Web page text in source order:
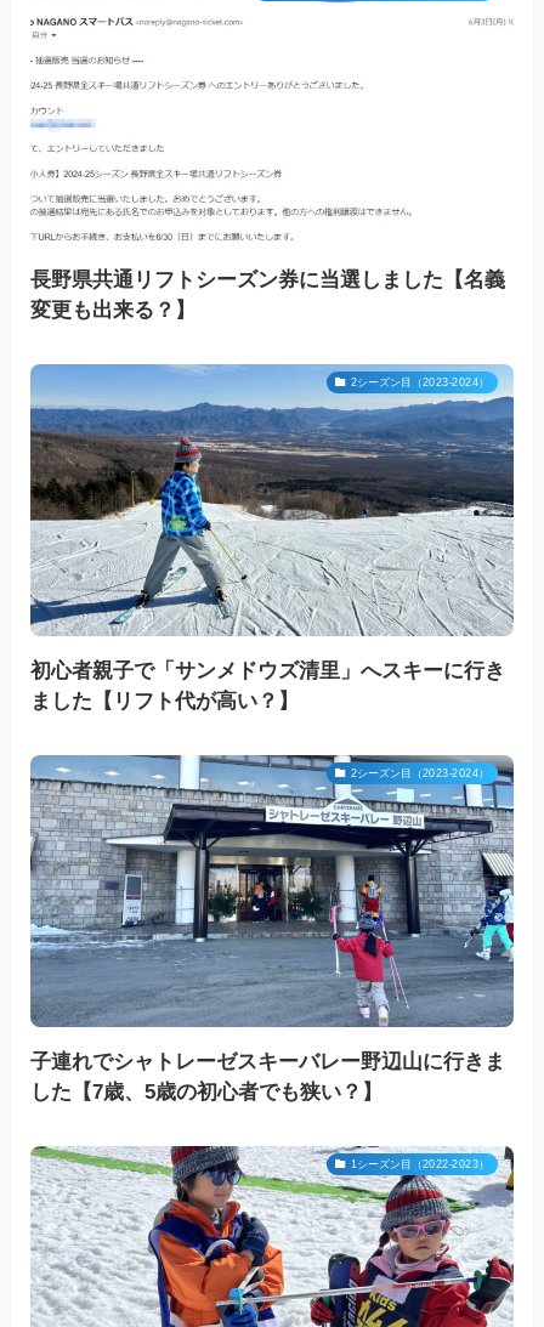
長野県共通リフトシーズン券に当選しました【名義
変更も出来る？】
2シーズン目（2023-2024）
初心者親子で「サンメドウズ清里」へスキーに行き
ました【リフト代が高い？】
2シーズン目（2023-2024）
子連れでシャトレーゼスキーバレー野辺山に行きま
した【7歳、5歳の初心者でも狭い？】
1シーズン目（2022-2023）